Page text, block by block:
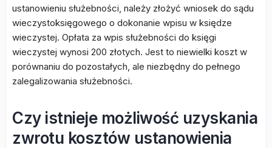
ustanowieniu służebności, należy złożyć wniosek do sądu
wieczystoksięgowego o dokonanie wpisu w księdze
wieczystej. Opłata za wpis służebności do księgi
wieczystej wynosi 200 złotych. Jest to niewielki koszt w
porównaniu do pozostałych, ale niezbędny do pełnego
zalegalizowania służebności.
Czy istnieje możliwość uzyskania
zwrotu kosztów ustanowienia